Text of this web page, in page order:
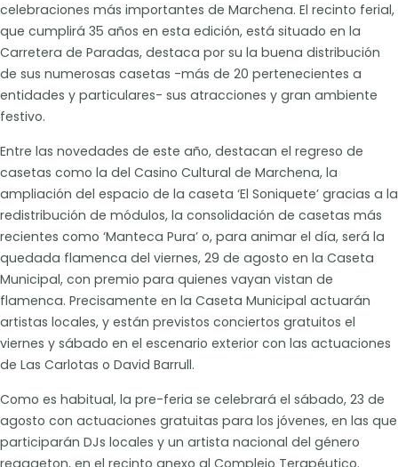
celebraciones más importantes de Marchena. El recinto ferial,
que cumplirá 35 años en esta edición, está situado en la
Carretera de Paradas, destaca por su la buena distribución
de sus numerosas casetas -más de 20 pertenecientes a
entidades y particulares- sus atracciones y gran ambiente
festivo.
Entre las novedades de este año, destacan el regreso de
casetas como la del Casino Cultural de Marchena, la
ampliación del espacio de la caseta ‘El Soniquete’ gracias a la
redistribución de módulos, la consolidación de casetas más
recientes como ‘Manteca Pura’ o, para animar el día, será la
quedada flamenca del viernes, 29 de agosto en la Caseta
Municipal, con premio para quienes vayan vistan de
flamenca. Precisamente en la Caseta Municipal actuarán
artistas locales, y están previstos conciertos gratuitos el
viernes y sábado en el escenario exterior con las actuaciones
de Las Carlotas o David Barrull.
Como es habitual, la pre-feria se celebrará el sábado, 23 de
agosto con actuaciones gratuitas para los jóvenes, en las que
participarán DJs locales y un artista nacional del género